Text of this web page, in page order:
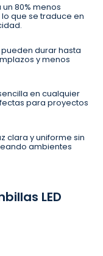
80% menos
que se traduce en
pueden durar hasta
y menos
en cualquier
para proyectos
clara y uniforme sin
ambientes
LED